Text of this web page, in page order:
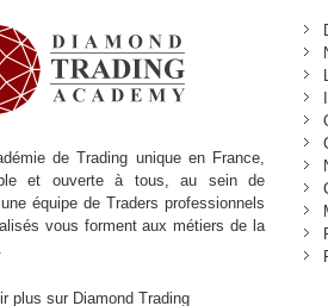
de Trading unique en France,
et ouverte à tous, au sein de
une équipe de Traders professionnels
vous forment aux métiers de la
plus sur Diamond Trading